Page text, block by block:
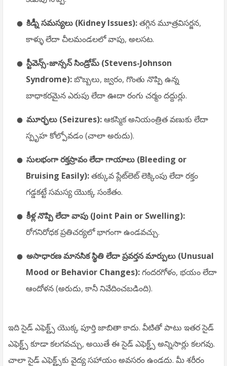
కిడ్నీ సమస్యలు (Kidney Issues):తగ్గిన మూత్రవిసర్జన,
కాళ్ళు లేదా చీలమండలలో వాపు, అలసట.
స్టీవెన్స్-జాన్సన్ సిండ్రోమ్ (Stevens-Johnson
Syndrome):బొబ్బలు, జ్వరం, గొంతు నొప్పి ఉన్న
బాధాకరమైన ఎరుపు లేదా ఊదా రంగు చర్మం దద్దుర్లు.
మూర్ఛలు (Seizures):ఆకస్మిక అనియంత్రిత వణుకు లేదా
స్పృహ కోల్పోవడం (చాలా అరుదు).
సులభంగా రక్తస్రావం లేదా గాయాలు (Bleeding or
Bruising Easily):తక్కువ ప్లేట్‌లెట్ లెక్కింపు లేదా రక్తం
గడ్డకట్టే సమస్య యొక్క సంకేతం.
కీళ్ల నొప్పి లేదా వాపు (Joint Pain or Swelling):
రోగనిరోధక ప్రతిచర్యలో భాగంగా ఉండవచ్చు.
అసాధారణ మానసిక స్థితి లేదా ప్రవర్తన మార్పులు (Unusual
Mood or Behavior Changes):గందరగోళం, భయం లేదా
ఆందోళన (అరుదు, కానీ నివేదించబడింది).
ఇది సైడ్ ఎఫెక్ట్స్ యొక్క పూర్తి జాబితా కాదు. వీటితో పాటు ఇతర సైడ్
ఎఫెక్ట్స్ కూడా కలగవచ్చు, అయితే ఈ సైడ్ ఎఫెక్ట్స్ అన్నిసార్లు కలగవు.
చాలా సైడ్ ఎఫెక్ట్స్‌కు వైద్య సహాయం అవసరం ఉండదు. మీ శరీరం